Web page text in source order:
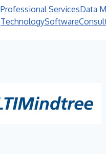
Professional ServicesData
TechnologySoftware